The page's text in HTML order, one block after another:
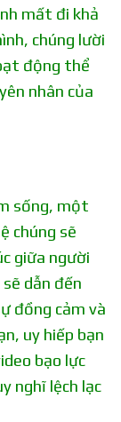
mất đi khả
chúng lười
động thể
nhân của
sống, một
chúng sẽ
giữa người
dẫn đến
đồng cảm và
uy hiếp bạn
bạo lực
nghĩ lệch lạc